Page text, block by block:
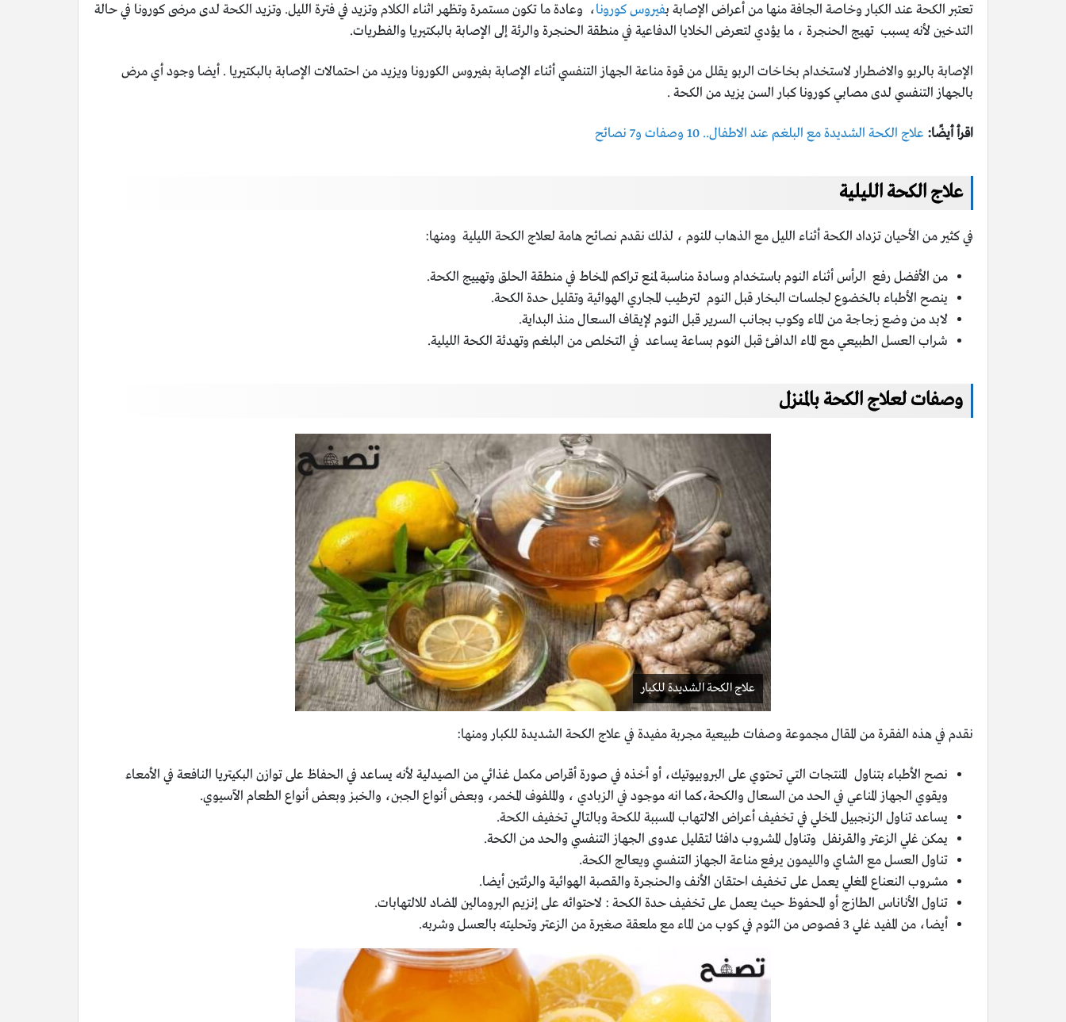
تعتبر الكحة عند الكبار وخاصة الجافة منها من أعراض الإصابة بفيروس كورونا، وعادة ما تكون مستمرة وتظهر اثناء الكلام وتزيد في فترة الليل. وتزيد الكحة لدى مرضى كورونا في حالة
التدخين لأنه يسبب تهيج الحنجرة ، ما يؤدي لتعرض الخلايا الدفاعية في منطقة الحنجرة والرئة إلى الإصابة بالبكتيريا والفطريات.
الإصابة بالربو والاضطرار لاستخدام بخاخات الربو يقلل من قوة مناعة الجهاز التنفسي أثناء الإصابة بفيروس الكورونا ويزيد من احتمالات الإصابة بالبكتيريا . أيضا وجود أي مرض
بالجهاز التنفسي لدى مصابي كورونا كبار السن يزيد من الكحة .
اقرأ أيضًا: علاج الكحة الشديدة مع البلغم عند الاطفال.. 10 وصفات و7 نصائح
علاج الكحة الليلية
في كثير من الأحيان تزداد الكحة أثناء الليل مع الذهاب للنوم ، لذلك نقدم نصائح هامة لعلاج الكحة الليلية ومنها:
من الأفضل رفع الرأس أثناء النوم باستخدام وسادة مناسبة لمنع تراكم المخاط في منطقة الحلق وتهييج الكحة.
ينصح الأطباء بالخضوع لجلسات البخار قبل النوم لترطيب المجاري الهوائية وتقليل حدة الكحة.
لابد من وضع زجاجة من الماء وكوب بجانب السرير قبل النوم لإيقاف السعال منذ البداية.
شراب العسل الطبيعي مع الماء الدافئ قبل النوم بساعة يساعد في التخلص من البلغم وتهدئة الكحة الليلية.
وصفات لعلاج الكحة بالمنزل
علاج الكحة الشديدة للكبار
نقدم في هذه الفقرة من المقال مجموعة وصفات طبيعية مجربة مفيدة في علاج الكحة الشديدة للكبار ومنها:
نصح الأطباء بتناول المنتجات التي تحتوي على البروبيوتيك، أو أخذه في صورة أقراص مكمل غذائي من الصيدلية لأنه يساعد في الحفاظ على توازن البكيتريا النافعة في الأمعاء
ويقوي الجهاز المناعي في الحد من السعال والكحة،كما انه موجود في الزبادي ، والملفوف المخمر، وبعض أنواع الجبن، والخبز وبعض أنواع الطعام الآسيوي.
يساعد تناول الزنجبيل المخلي في تخفيف أعراض الالتهاب المسببة للكحة وبالتالي تخفيف الكحة.
يمكن غلي الزعتر والقرنفل وتناول المشروب دافئا لتقليل عدوى الجهاز التنفسي والحد من الكحة.
تناول العسل مع الشاي والليمون يرفع مناعة الجهاز التنفسي ويعالج الكحة.
مشروب النعناع المغلي يعمل على تخفيف احتقان الأنف والحنجرة والقصبة الهوائية والرئتين أيضا.
تناول الأناناس الطازج أو المحفوظ حيث يعمل على تخفيف حدة الكحة : لاحتوائه على إنزيم البرومالين المضاد للالتهابات.
أيضا، من المفيد غلي 3 فصوص من الثوم في كوب من الماء مع ملعقة صغيرة من الزعتر وتحليته بالعسل وشربه.